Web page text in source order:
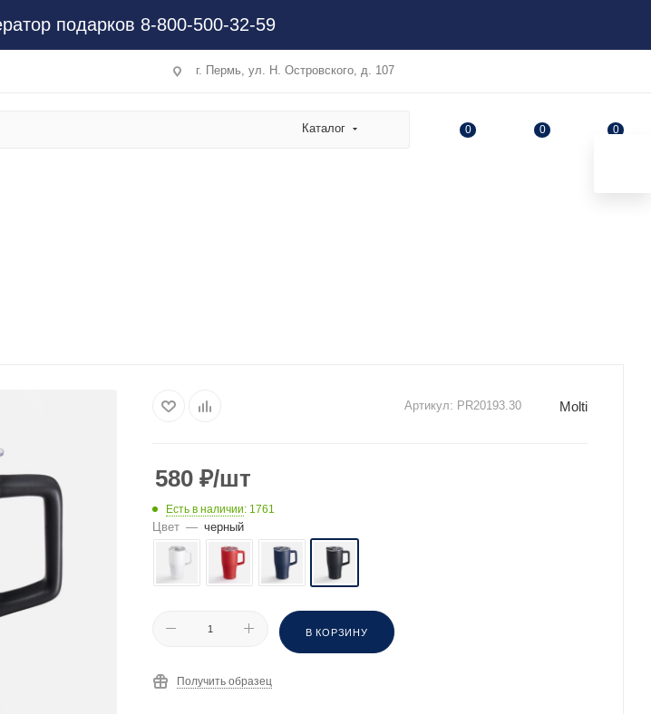
подарков 8-800-500-32-59
г. Пермь, ул. Н. Островского, д. 107
Каталог 0 0 0
Артикул: PR20193.30 Molti
580 ₽/шт
Есть в наличии: 1761
Цвет — черный
В КОРЗИНУ
Получить образец